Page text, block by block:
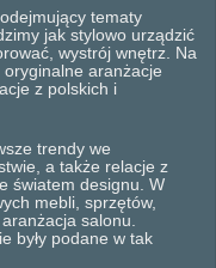
tematy
jak stylowo urządzić
wystrój wnętrz. Na
aranżacje
z polskich i
trendy we
a także relacje z
światem designu. W
mebli, sprzętów,
salonu.
były podane w tak